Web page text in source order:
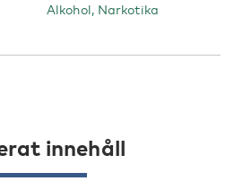
Alkohol Narkotika
innehåll